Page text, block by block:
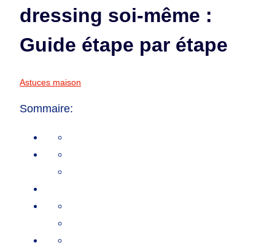
dressing soi-même :
Guide étape par étape
Astuces maison
Sommaire: